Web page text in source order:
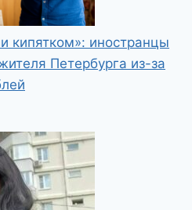
кипятком»: иностранцы
Петербурга из-за